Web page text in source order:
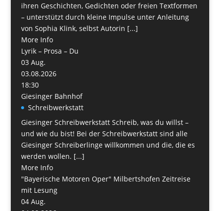
ihren Geschichten, Gedichten oder freien Textformen
– unterstützt durch kleine Impulse unter Anleitung
von Sophia Klink, selbst Autorin [...]
More Info
Lyrik – Prosa – Du
03 Aug.
03.08.2026
18:30
Giesinger Bahnhof
Schreibwerkstatt
Giesinger Schreibwerkstatt Schreib, was du willst –
und wie du bist! Bei der Schreibwerkstatt sind alle
Giesinger Schreiberlinge willkommen und die, die es
werden wollen. [...]
More Info
"Bayerische Motoren Oper" Milbertshofen Zeitreise
mit Lesung
04 Aug.